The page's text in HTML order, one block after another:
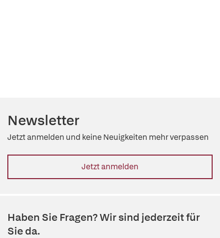
Newsletter
Jetzt anmelden und keine Neuigkeiten mehr verpassen
Jetzt anmelden
Haben Sie Fragen? Wir sind jederzeit für
Sie da.